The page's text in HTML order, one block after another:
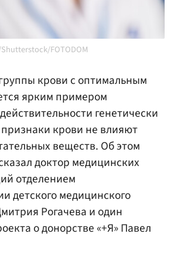
FOTODOM
крови с оптимальным
ярким примером
генетически
крови не влияют
веществ. Об этом
доктор медицинских
отделением
детского медицинского
Рогачева и один
о донорстве «+Я» Павел